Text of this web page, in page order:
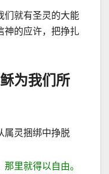
们就有圣灵的大能
神的应许，把挣扎
为我们所
属灵捆绑中挣脱
里就得以自由。